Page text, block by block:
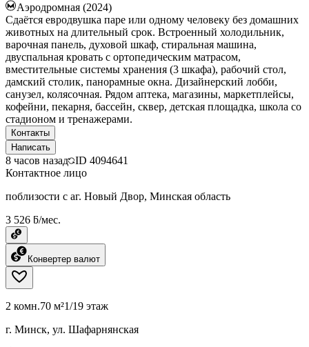
Аэродромная (2024)
Сдаётся евродвушка паре или одному человеку без домашних
животных на длительный срок. Встроенный холодильник,
варочная панель, духовой шкаф, стиральная машина,
двуспальная кровать с ортопедическим матрасом,
вместительные системы хранения (3 шкафа), рабочий стол,
дамский столик, панорамные окна. Дизайнерский лобби,
санузел, колясочная. Рядом аптека, магазины, маркетплейсы,
кофейни, пекарня, бассейн, сквер, детская площадка, школа со
стадионом и тренажерами.
Контакты
Написать
8 часов назад ID 4094641
Контактное лицо
поблизости с аг. Новый Двор, Минская область
3 526 ƃ/мес.
Конвертер валют
2 комн.70 м²1/19 этаж
г. Минск, ул. Шафарнянская